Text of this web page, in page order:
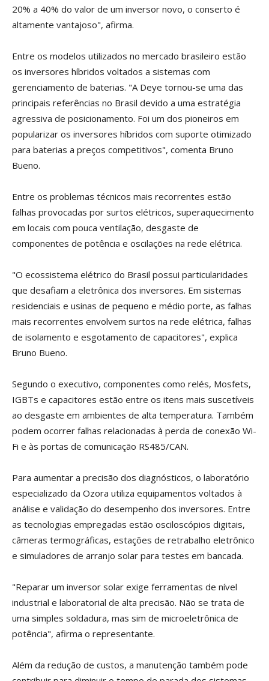
20% a 40% do valor de um inversor novo, o conserto é
altamente vantajoso", afirma.
Entre os modelos utilizados no mercado brasileiro estão
os inversores híbridos voltados a sistemas com
gerenciamento de baterias. "A Deye tornou-se uma das
principais referências no Brasil devido a uma estratégia
agressiva de posicionamento. Foi um dos pioneiros em
popularizar os inversores híbridos com suporte otimizado
para baterias a preços competitivos", comenta Bruno
Bueno.
Entre os problemas técnicos mais recorrentes estão
falhas provocadas por surtos elétricos, superaquecimento
em locais com pouca ventilação, desgaste de
componentes de potência e oscilações na rede elétrica.
"O ecossistema elétrico do Brasil possui particularidades
que desafiam a eletrônica dos inversores. Em sistemas
residenciais e usinas de pequeno e médio porte, as falhas
mais recorrentes envolvem surtos na rede elétrica, falhas
de isolamento e esgotamento de capacitores", explica
Bruno Bueno.
Segundo o executivo, componentes como relés, Mosfets,
IGBTs e capacitores estão entre os itens mais suscetíveis
ao desgaste em ambientes de alta temperatura. Também
podem ocorrer falhas relacionadas à perda de conexão Wi-
Fi e às portas de comunicação RS485/CAN.
Para aumentar a precisão dos diagnósticos, o laboratório
especializado da Ozora utiliza equipamentos voltados à
análise e validação do desempenho dos inversores. Entre
as tecnologias empregadas estão osciloscópios digitais,
câmeras termográficas, estações de retrabalho eletrônico
e simuladores de arranjo solar para testes em bancada.
"Reparar um inversor solar exige ferramentas de nível
industrial e laboratorial de alta precisão. Não se trata de
uma simples soldadura, mas sim de microeletrônica de
potência", afirma o representante.
Além da redução de custos, a manutenção também pode